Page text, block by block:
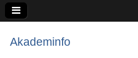
Akademinfo